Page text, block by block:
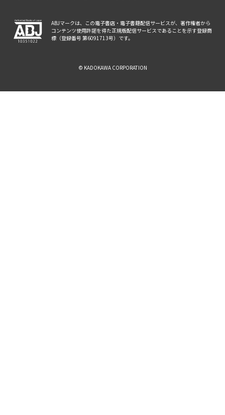
ABJマークは、この電子書店・電子書籍配信サービスが、著作権者から
コンテンツ使用許諾を得た正規版配信サービスであることを示す登録商
標（登録番号 第6091713号）です。
© KADOKAWA CORPORATION